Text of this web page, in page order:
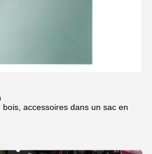
accessoires dans un sac en